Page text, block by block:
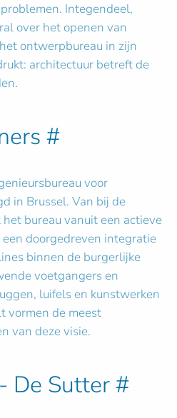
Integendeel,
over het openen van
ontwerpbureau in zijn
architectuur betreft de
#
voor
in Brussel. Van bij de
bureau vanuit een actieve
doorgedreven integratie
binnen de burgerlijke
voetgangers en
luifels en kunstwerken
vormen de meest
van deze visie.
De Sutter #